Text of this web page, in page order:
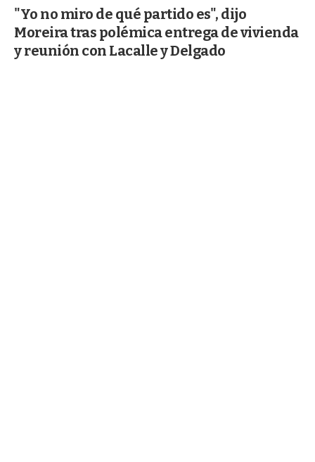
"Yo no miro de qué partido es", dijo
Moreira tras polémica entrega de vivienda
y reunión con Lacalle y Delgado